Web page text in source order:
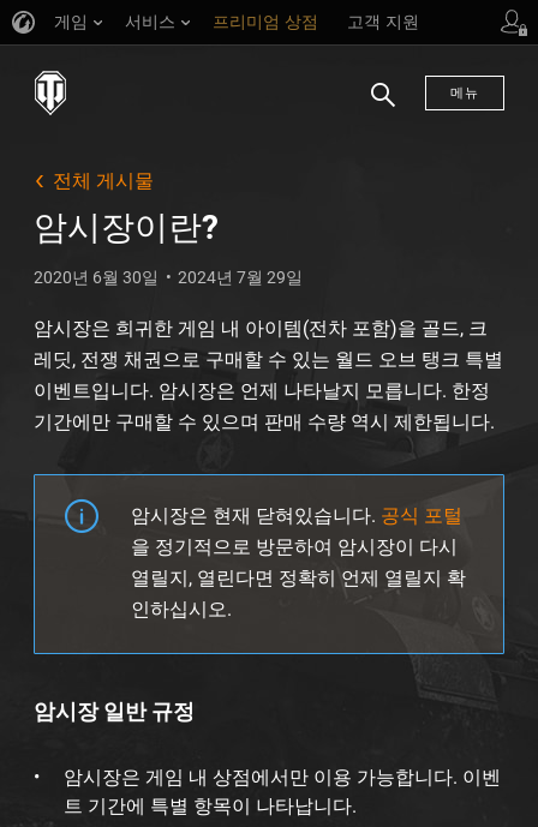
게임 서비스 프리미엄 상점 고객 지원
메뉴
전체 게시물
암시장이란?
2020년 6월 30일 2024년 7월 29일
암시장은 희귀한 게임 내 아이템(전차 포함)을 골드, 크
레딧, 전쟁 채권으로 구매할 수 있는 월드 오브 탱크 특별
이벤트입니다. 암시장은 언제 나타날지 모릅니다. 한정
기간에만 구매할 수 있으며 판매 수량 역시 제한됩니다.
암시장은 현재 닫혀있습니다. 공식 포털
을 정기적으로 방문하여 암시장이 다시
열릴지, 열린다면 정확히 언제 열릴지 확
인하십시오.
암시장 일반 규정
암시장은 게임 내 상점에서만 이용 가능합니다. 이벤
트 기간에 특별 항목이 나타납니다.